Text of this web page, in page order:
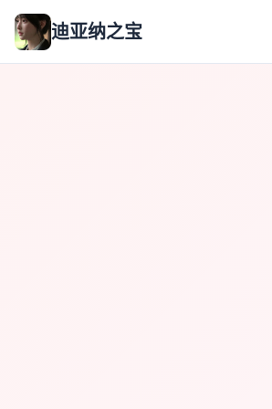
迪亚纳之宝